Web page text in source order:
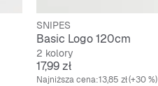
SNIPES
Basic Logo 120cm
2 kolory
Cena
17,99 zł
Najniższa cena:13,85 zł(+30 %)